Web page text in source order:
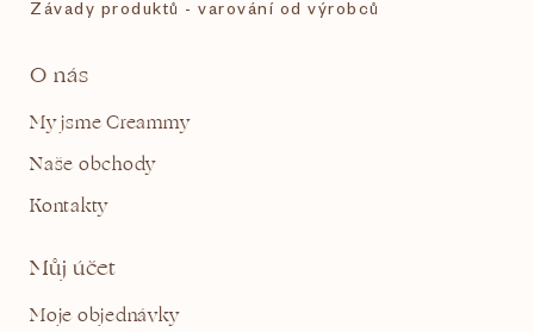
Závady produktů - varování od výrobců
O nás
My jsme Creammy
Naše obchody
Kontakty
Můj účet
Moje objednávky